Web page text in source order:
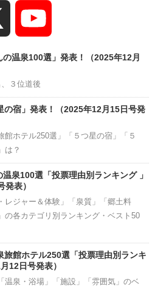
Channel
温泉100選」発表！（2025年12月
３位道後
の宿」発表！（2025年12月15日号発
館ホテル250選」「５つ星の宿」「５
は？
泉100選「投票理由別ランキング 」
発表）
レジャー＆体験」「泉質」「郷土料
の各カテゴリ別ランキング・ベスト50
旅館ホテル250選「投票理由別ランキ
12日号発表）
温泉・浴場」「施設」「雰囲気」のベ